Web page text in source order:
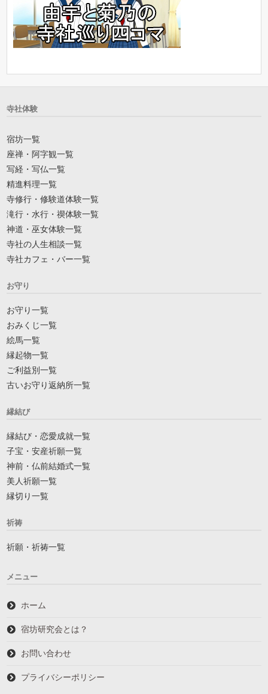
寺社体験
宿坊一覧
座禅・阿字観一覧
写経・写仏一覧
精進料理一覧
寺修行・修験道体験一覧
滝行・水行・禊体験一覧
神道・巫女体験一覧
寺社の人生相談一覧
寺社カフェ・バー一覧
お守り
お守り一覧
おみくじ一覧
絵馬一覧
縁起物一覧
ご利益別一覧
古いお守り返納所一覧
縁結び
縁結び・恋愛成就一覧
子宝・安産祈願一覧
神前・仏前結婚式一覧
美人祈願一覧
縁切り一覧
祈祷
祈願・祈祷一覧
メニュー
ホーム
宿坊研究会とは？
お問い合わせ
プライバシーポリシー